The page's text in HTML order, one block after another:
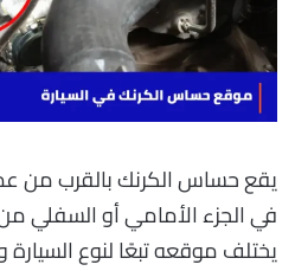
يقع حساس الكرنك بالقرب من
في الجزء الأمامي أو السفلي
يختلف موقعه تبعًا لنوع